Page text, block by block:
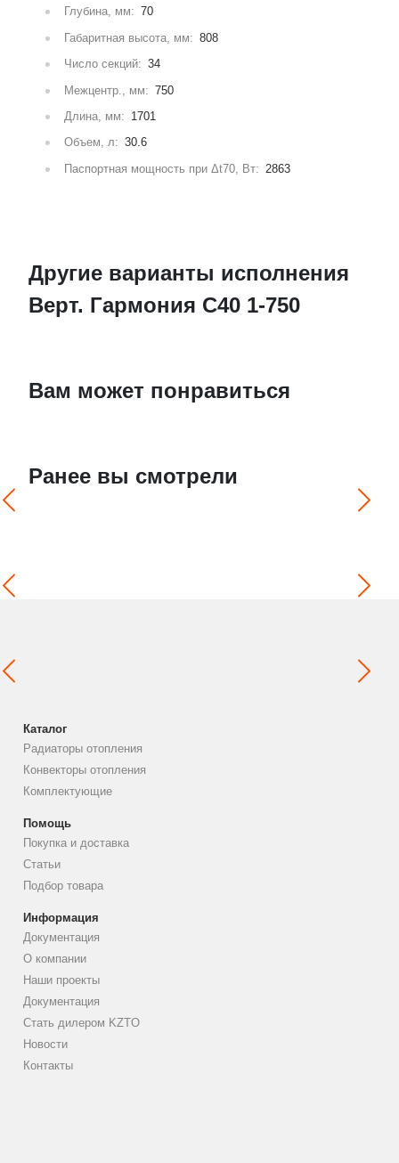
Глубина, мм: 70
Габаритная высота, мм: 808
Число секций: 34
Межцентр., мм: 750
Длина, мм: 1701
Объем, л: 30.6
Паспортная мощность при Δt70, Вт: 2863
Другие варианты исполнения
Верт. Гармония С40 1-750
Вам может понравиться
Ранее вы смотрели
Каталог
Радиаторы отопления
Конвекторы отопления
Комплектующие
Помощь
Покупка и доставка
Статьи
Подбор товара
Информация
Документация
О компании
Наши проекты
Документация
Стать дилером KZTO
Новости
Контакты